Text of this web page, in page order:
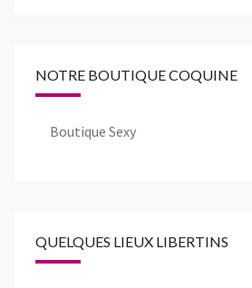
NOTRE BOUTIQUE COQUINE
Boutique Sexy
QUELQUES LIEUX LIBERTINS